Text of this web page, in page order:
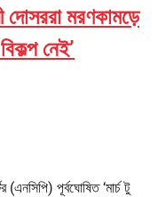
দোসররা মরণকামড়ে
নেই’
(এনসিপি) পূর্বঘোষিত ‘মার্চ টু